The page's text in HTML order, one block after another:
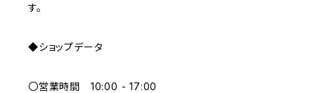
ORANGE
す。
◆ショップデータ
〇営業時間 10:00 - 17:00